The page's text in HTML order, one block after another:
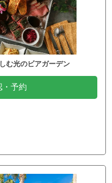
む光のビアガーデン
・予約